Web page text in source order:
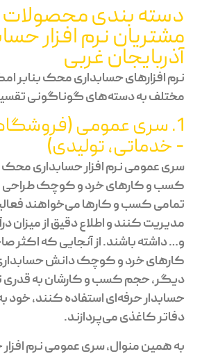
دسته بندی محصولات
مشتریان نرم افزار
آذربایجان غربی
نرم افزارهای حسابداری محک بنابر
مختلف به دسته‌های گوناگونی
1. سری عمومی
- خدماتی، تولیدی)
سری عمومی نرم افزار حسابداری محک
کسب و کارهای خرد و کوچک طراحی
تمامی کسب و کارها می‌خواهند
مدیریت کنند و اطلاع دقیق از میزان
و… داشته باشند. از آنجایی که اکثر
کارهای خرد و کوچک دانش حسابداری
دیگر، حجم کسب و کارشان به قدری
حسابدار حرفه‌ای استفاده کنند، خود
دفاتر کاغذی می‌پردازند.
به همین منوال، سری عمومی نرم